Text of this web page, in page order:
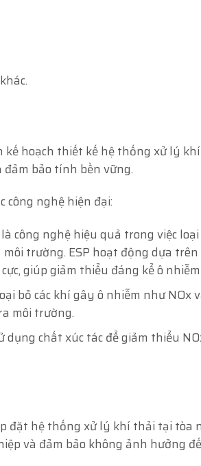
kế hoạch thiết kế hệ thống xử lý
đảm bảo tính bền vững.
công nghệ hiện đại:
công nghệ hiệu quả trong việc loại
trường. ESP hoạt động dựa trên
giúp giảm thiểu đáng kể ô
bỏ các khí gây ô nhiễm như NOx
môi trường.
dụng chất xúc tác để giảm thiểu
đặt hệ thống xử lý khí thải tại tòa
và đảm bảo không ảnh hưởng